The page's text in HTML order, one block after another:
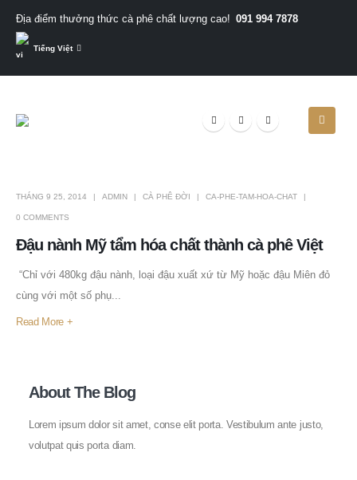
Địa điểm thưởng thức cà phê chất lượng cao! 091 994 7878
Tiếng Việt
Đậu nành Mỹ tẩm hóa chất thành cà phê Việt
THÁNG 9 25, 2014 ADMIN CÀ PHÊ ĐỜI CA-PHE-TAM-HOA-CHAT
0 COMMENTS
“Chỉ với 480kg đậu nành, loại đậu xuất xứ từ Mỹ hoặc đậu Miên đỏ
cùng với một số phụ...
Read More +
About The Blog
Lorem ipsum dolor sit amet, conse elit porta. Vestibulum ante justo,
volutpat quis porta diam.